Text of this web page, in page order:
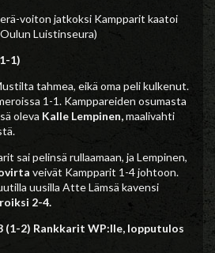
voiton jatkoksi Kampparit kaatoi
Luistinseura)
1)
tahmea, eikä oma peli kulkenut.
1-1. Kamppareiden osumasta
oleva Kalle Lempinen,maalivahti
sai pelinsä rullaamaan, ja Lempinen,
veivät Kampparit 1-4 johtoon.
uusilla Atte Lämsä kavensi
2-4.
(1-2) Rankkarit WP:lle, lopputulos